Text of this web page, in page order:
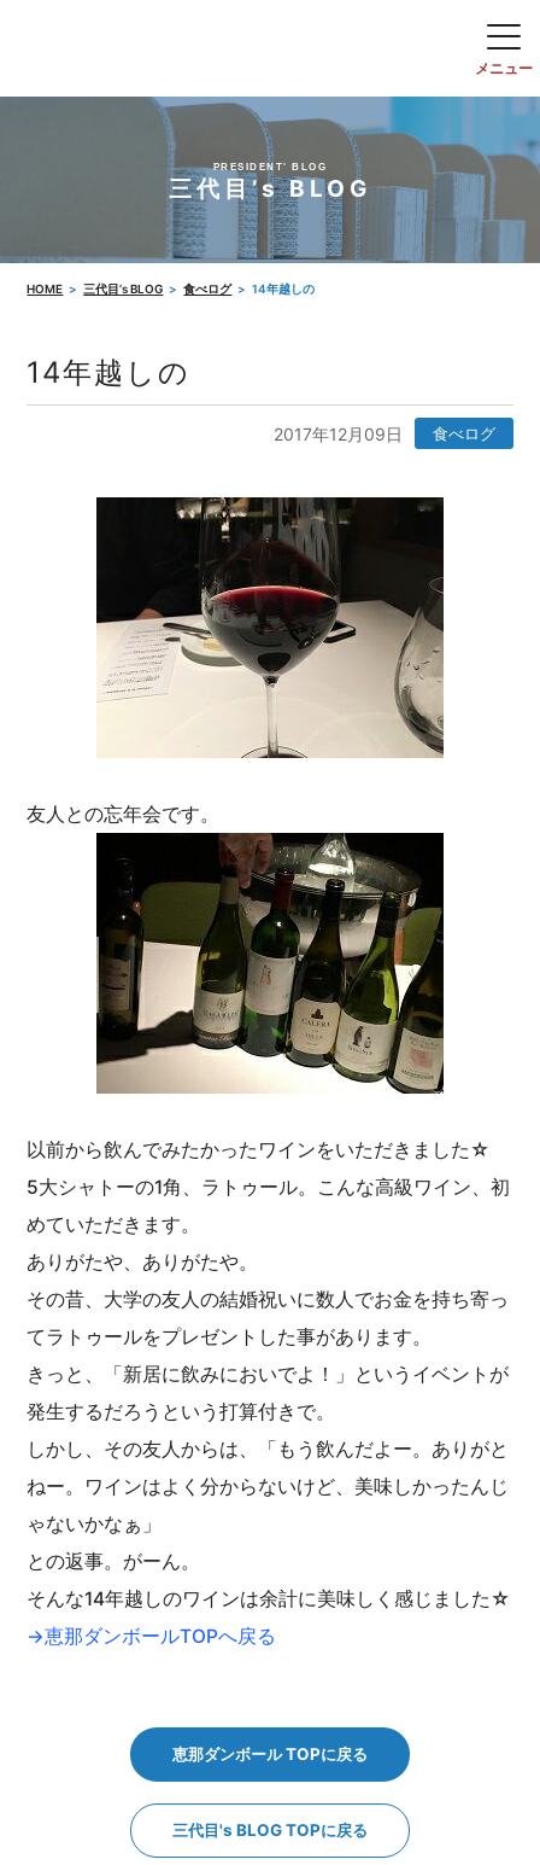
PRESIDENT' BLOG
三代目’s BLOG
HOME 三代目’s BLOG 食べログ 14年越しの
14年越しの
2017年12月09日 食べログ
友人との忘年会です。
以前から飲んでみたかったワインをいただきました☆
5大シャトーの1角、ラトゥール。こんな高級ワイン、初
めていただきます。
ありがたや、ありがたや。
その昔、大学の友人の結婚祝いに数人でお金を持ち寄っ
てラトゥールをプレゼントした事があります。
きっと、「新居に飲みにおいでよ！」というイベントが
発生するだろうという打算付きで。
しかし、その友人からは、「もう飲んだよー。ありがと
ねー。ワインはよく分からないけど、美味しかったんじ
ゃないかなぁ」
との返事。がーん。
そんな14年越しのワインは余計に美味しく感じました☆
→恵那ダンボールTOPへ戻る
恵那ダンボール TOPに戻る
三代目's BLOG TOPに戻る